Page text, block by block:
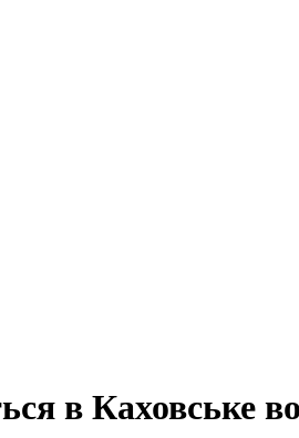
в Каховське